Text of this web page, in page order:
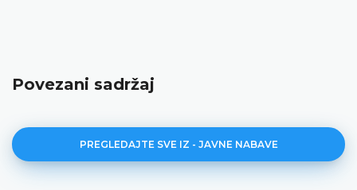
Povezani sadržaj
PREGLEDAJTE SVE IZ - JAVNE NABAVE